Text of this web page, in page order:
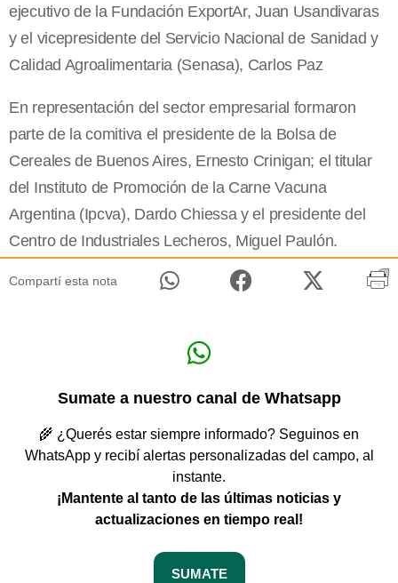
ejecutivo de la Fundación ExportAr, Juan Usandivaras
y el vicepresidente del Servicio Nacional de Sanidad y
Calidad Agroalimentaria (Senasa), Carlos Paz
En representación del sector empresarial formaron
parte de la comitiva el presidente de la Bolsa de
Cereales de Buenos Aires, Ernesto Crinigan; el titular
del Instituto de Promoción de la Carne Vacuna
Argentina (Ipcva), Dardo Chiessa y el presidente del
Centro de Industriales Lecheros, Miguel Paulón.
Compartí esta nota
Sumate a nuestro canal de Whatsapp
🌾 ¿Querés estar siempre informado? Seguinos en
WhatsApp y recibí alertas personalizadas del campo, al
instante.
¡Mantente al tanto de las últimas noticias y
actualizaciones en tiempo real!
SUMATE